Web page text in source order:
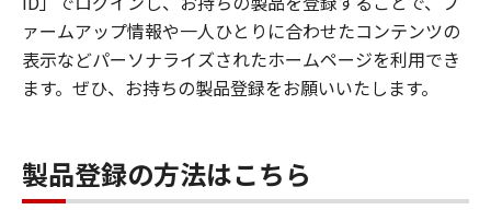
ァームアップ情報や一人ひとりに合わせたコンテンツの
表示などパーソナライズされたホームページを利用でき
ます。ぜひ、お持ちの製品登録をお願いいたします。
製品登録の方法はこちら